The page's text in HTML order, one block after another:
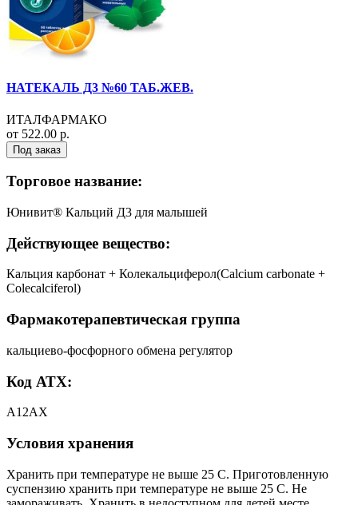
НАТЕКАЛЬ Д3 №60 ТАБ.ЖЕВ.
ИТАЛФАРМАКО
от 522.00 р.
Под заказ
Торговое название:
Юнивит® Кальций Д3 для малышей
Действующее вещество:
Кальция карбонат + Колекальциферол(Calcium carbonate +
Colecalciferol)
Фармакотерапевтическая группа
кальциево-фосфорного обмена регулятор
Код АТХ:
А12АХ
Условия хранения
Хранить при температуре не выше 25 С. Приготовленную
суспензию хранить при температуре не выше 25 С. Не